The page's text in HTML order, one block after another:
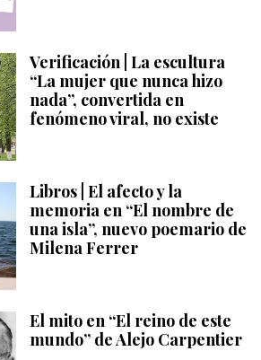
Verificación | La escultura
“La mujer que nunca hizo
nada”, convertida en
fenómeno viral, no existe
Libros | El afecto y la
memoria en “El nombre de
una isla”, nuevo poemario de
Milena Ferrer
El mito en “El reino de este
mundo” de Alejo Carpentier